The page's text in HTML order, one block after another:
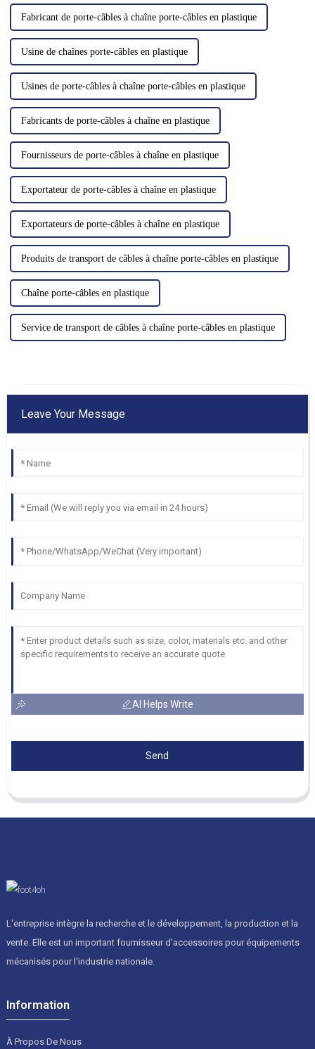
Fabricant de porte-câbles à chaîne porte-câbles en plastique
Usine de chaînes porte-câbles en plastique
Usines de porte-câbles à chaîne porte-câbles en plastique
Fabricants de porte-câbles à chaîne en plastique
Fournisseurs de porte-câbles à chaîne en plastique
Exportateur de porte-câbles à chaîne en plastique
Exportateurs de porte-câbles à chaîne en plastique
Produits de transport de câbles à chaîne porte-câbles en plastique
Chaîne porte-câbles en plastique
Service de transport de câbles à chaîne porte-câbles en plastique
Leave Your Message
AI Helps Write
Send
L'entreprise intègre la recherche et le développement, la production et la
vente. Elle est un important fournisseur d'accessoires pour équipements
mécanisés pour l'industrie nationale.
Information
À Propos De Nous